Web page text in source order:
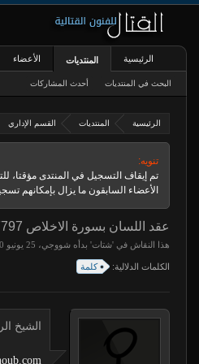
الرئيسية المنتديات القسم الإداري
تنويه:
تم إيقاف التسجيل في المنتدى مؤقتا،
الأعضاء السابقون ما يزال بإمكانهم
عقد اللسان بسورة الاخلاص 004917637777797
هذا النقاش في 'شتات' بدأه شووجي،
الكلمات الدلالية: كلمة
الشيخ
الرئيسية المنتديات
البحث في المنتديات أحدث المشاركات
الأعضاء